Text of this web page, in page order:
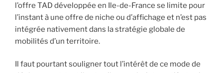
l’offre TAD développée en Ile-de-France se limite pour
l’instant à une offre de niche ou d’affichage et n’est pas
intégrée nativement dans la stratégie globale de
mobilités d’un territoire.
Il faut pourtant souligner tout l’intérêt de ce mode de